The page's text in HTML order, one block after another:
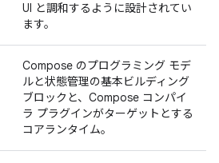
UI と調和するように設計されてい
ます。
Compose のプログラミング モデ
ルと状態管理の基本ビルディング
ブロックと、Compose コンパイ
ラ プラグインがターゲットとする
コアランタイム。